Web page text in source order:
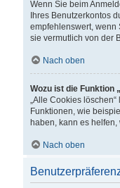
Wenn Sie beim
Ihres Benutzerkontos
empfehlenswert, wenn
sie vermutlich von der
Nach oben
Wozu ist die Funktion
„Alle Cookies
Funktionen, wie
haben, kann es
Nach oben